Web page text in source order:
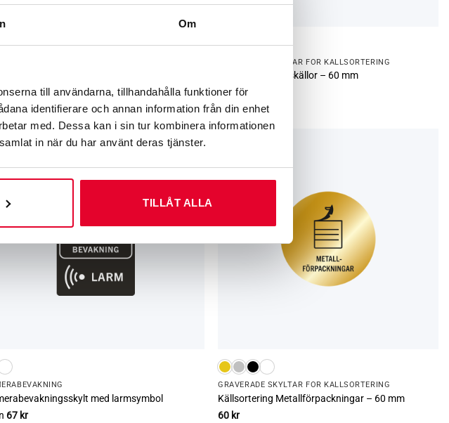
Om
till användarna, tillhandahålla funktioner för
identifierare och annan information från din enhet
med. Dessa kan i sin tur kombinera informationen
in när du har använt deras tjänster.
TILLÅT ALLA
GRAVERADE SKYLTAR FÖR KÄLLSORTERING
Källsortering Ljuskällor – 60 mm
60kr
med larmsymbol
67 kr
GRAVERADE SKYLTAR FÖR KÄLLSORTERING
Källsortering Metallförpackningar – 60 mm
60 kr